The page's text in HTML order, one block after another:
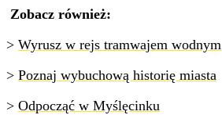
Zobacz również:
> Wyrusz w rejs tramwajem wodnym
> Poznaj wybuchową historię miasta
> Odpocząć w Myślęcinku